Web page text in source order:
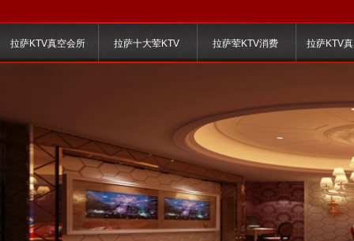
拉萨KTV真空会所 拉萨十大荤KTV 拉萨荤KTV消费 拉萨KTV